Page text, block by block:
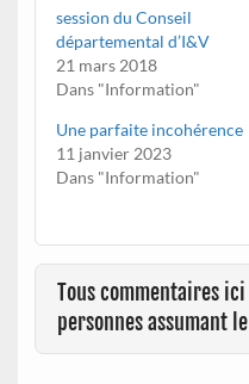
session du Conseil
départemental d’I&V
21 mars 2018
Dans "Information"
Une parfaite incohérence
11 janvier 2023
Dans "Information"
Tous commentaires
personnes assumant